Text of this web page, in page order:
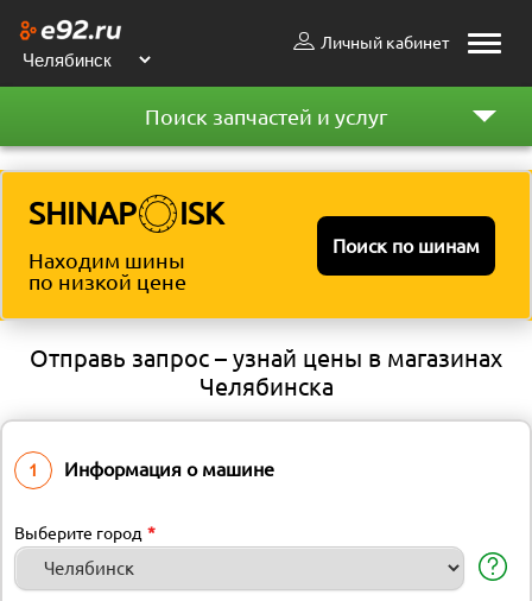
Toggle
Личный кабинет
Поиск запчастей и услуг
SHINAP ISK
Находим шины
по низкой цене
Поиск по шинам
Отправь запрос – узнай цены в магазинах
Челябинска
Информация о машине
Выберите город